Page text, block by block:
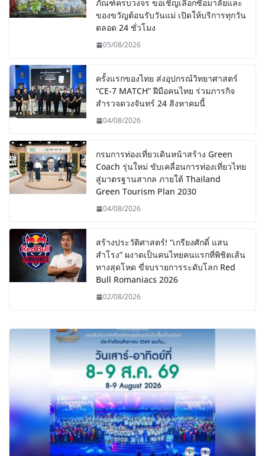
ภัณฑ์ครบวงจร ขอเชิญเลือกซื้อมาลัยและ
ของขวัญต้อนรับวันแม่ เปิดให้บริการทุกวัน
ตลอด 24 ชั่วโมง
05/08/2026
ครั้งแรกของไทย ส่งอุปกรณ์วิทยาศาสตร์
“CE-7 MATCH” ฝีมือคนไทย ร่วมภารกิจ
สำรวจดวงจันทร์ 24 สิงหาคมนี้
04/08/2026
กรมการท่องเที่ยวเดินหน้าสร้าง Green
Coach รุ่นใหม่ ขับเคลื่อนการท่องเที่ยวไทย
สู่มาตรฐานสากล ภายใต้ Thailand
Green Tourism Plan 2030
04/08/2026
สร้างประวัติศาสตร์! “เกรียงศักดิ์ แสน
สำโรง” ผงาดเป็นคนไทยคนแรกที่พิชิตเส้น
ทางสุดโหด ขี่จบรายการระดับโลก Red
Bull Romaniacs 2026
02/08/2026